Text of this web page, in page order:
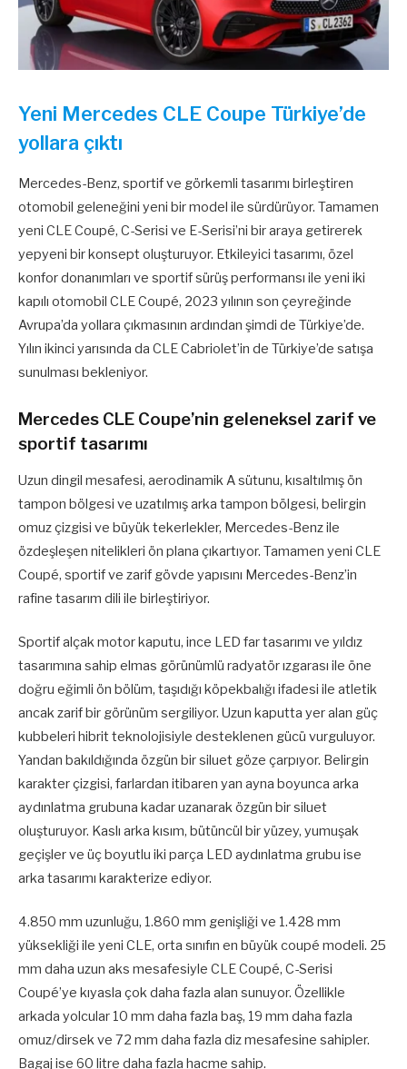
Yeni Mercedes CLE Coupe Türkiye’de
yollara çıktı
Mercedes-Benz, sportif ve görkemli tasarımı birleştiren
otomobil geleneğini yeni bir model ile sürdürüyor. Tamamen
yeni CLE Coupé, C-Serisi ve E-Serisi’ni bir araya getirerek
yepyeni bir konsept oluşturuyor. Etkileyici tasarımı, özel
konfor donanımları ve sportif sürüş performansı ile yeni iki
kapılı otomobil CLE Coupé, 2023 yılının son çeyreğinde
Avrupa’da yollara çıkmasının ardından şimdi de Türkiye’de.
Yılın ikinci yarısında da CLE Cabriolet’in de Türkiye’de satışa
sunulması bekleniyor.
Mercedes CLE Coupe’nin geleneksel zarif ve
sportif tasarımı
Uzun dingil mesafesi, aerodinamik A sütunu, kısaltılmış ön
tampon bölgesi ve uzatılmış arka tampon bölgesi, belirgin
omuz çizgisi ve büyük tekerlekler, Mercedes-Benz ile
özdeşleşen nitelikleri ön plana çıkartıyor. Tamamen yeni CLE
Coupé, sportif ve zarif gövde yapısını Mercedes-Benz’in
rafine tasarım dili ile birleştiriyor.
Sportif alçak motor kaputu, ince LED far tasarımı ve yıldız
tasarımına sahip elmas görünümlü radyatör ızgarası ile öne
doğru eğimli ön bölüm, taşıdığı köpekbalığı ifadesi ile atletik
ancak zarif bir görünüm sergiliyor. Uzun kaputta yer alan güç
kubbeleri hibrit teknolojisiyle desteklenen gücü vurguluyor.
Yandan bakıldığında özgün bir siluet göze çarpıyor. Belirgin
karakter çizgisi, farlardan itibaren yan ayna boyunca arka
aydınlatma grubuna kadar uzanarak özgün bir siluet
oluşturuyor. Kaslı arka kısım, bütüncül bir yüzey, yumuşak
geçişler ve üç boyutlu iki parça LED aydınlatma grubu ise
arka tasarımı karakterize ediyor.
4.850 mm uzunluğu, 1.860 mm genişliği ve 1.428 mm
yüksekliği ile yeni CLE, orta sınıfın en büyük coupé modeli. 25
mm daha uzun aks mesafesiyle CLE Coupé, C-Serisi
Coupé’ye kıyasla çok daha fazla alan sunuyor. Özellikle
arkada yolcular 10 mm daha fazla baş, 19 mm daha fazla
omuz/dirsek ve 72 mm daha fazla diz mesafesine sahipler.
Bagaj ise 60 litre daha fazla hacme sahip.